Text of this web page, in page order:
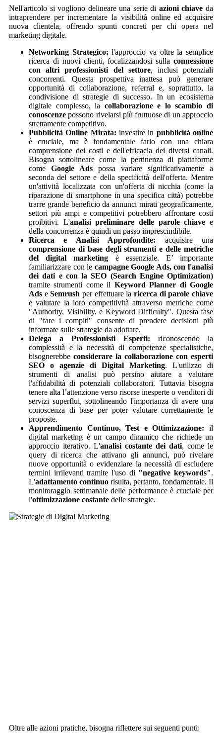
Nell'articolo si vogliono delineare una serie di azioni chiave da
intraprendere per incrementare la visibilità online ed acquisire
nuova clientela, offrendo spunti concreti per chi opera nel
marketing digitale.
Networking Strategico: l'approccio va oltre la semplice
ricerca di nuovi clienti, focalizzandosi sulla connessione
con altri professionisti del settore, inclusi potenziali
concorrenti. Questa prospettiva inattesa può generare
opportunità di collaborazione, referral e, soprattutto, la
condivisione di strategie di successo. In un ecosistema
digitale complesso, la collaborazione e lo scambio di
conoscenze possono rivelarsi più fruttuose di un approccio
strettamente competitivo.
Pubblicità Online Mirata: investire in pubblicità online
è cruciale, ma è fondamentale farlo con una chiara
comprensione dei costi e dell'efficacia dei diversi canali.
Bisogna sottolineare come la pertinenza di piattaforme
come Google Ads possa variare significativamente a
seconda del settore e della specificità dell'offerta. Mentre
un'attività localizzata con un'offerta di nicchia (come la
riparazione di smartphone in una specifica città) potrebbe
trarre grande beneficio da annunci mirati geograficamente,
settori più ampi e competitivi potrebbero affrontare costi
proibitivi. L'analisi preliminare delle parole chiave e
della concorrenza è quindi un passo imprescindibile.
Ricerca e Analisi Approfondite: acquisire una
comprensione di base degli strumenti e delle metriche
del digital marketing è essenziale. E’ importante
familiarizzare con le campagne Google Ads, con l'analisi
dei dati e con la SEO (Search Engine Optimization)
tramite strumenti come il Keyword Planner di Google
Ads eSemrush per effettuare laricerca di parole chiave
e valutare la loro competitività attraverso metriche come
"Authority, Visibility, e Keyword Difficulty". Questa fase
di "fare i compiti" consente di prendere decisioni più
informate sulle strategie da adottare.
Delega a Professionisti Esperti: riconoscendo la
complessità e la necessità di competenze specialistiche,
bisognerebbe considerare la collaborazione con esperti
SEO o agenzie di Digital Marketing. L'utilizzo di
strumenti di analisi può persino aiutare a valutare
l'affidabilità di potenziali collaboratori. Tuttavia bisogna
tenere alta l’attenzione verso risorse inesperte o venditori di
servizi superflui, sottolineando l'importanza di avere una
conoscenza di base per poter valutare correttamente le
proposte.
Apprendimento Continuo, Test e Ottimizzazione: il
digital marketing è un campo dinamico che richiede un
approccio iterativo. L'analisi costante dei dati, come le
query di ricerca che attivano gli annunci, può rivelare
nuove opportunità o evidenziare la necessità di escludere
termini irrilevanti tramite l'uso di "negative keywords".
L'adattamento continuo risulta, pertanto, fondamentale. Il
monitoraggio settimanale delle performance è cruciale per
l'ottimizzazione costante delle strategie.
Oltre alle azioni pratiche, bisogna riflettere sui seguenti punti: